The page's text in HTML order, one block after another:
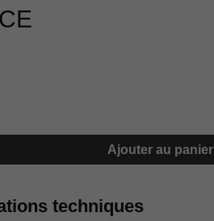
Ajouter au panier
techniques